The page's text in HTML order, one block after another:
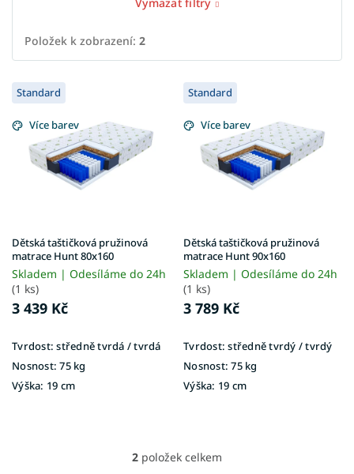
Položek k zobrazení: 2
V
ý
p
i
u
k
t
ů
Standard
Více barev
Dětská taštičková pružinová
matrace Hunt 80x160
Skladem | Odesíláme do 24h
(1 ks)
3 439 Kč
Tvrdost: středně tvrdá / tvrdá
Nosnost:75 kg
Výška: 19 cm
Standard
Více barev
Dětská taštičková pružinová
matrace Hunt 90x160
Skladem | Odesíláme do 24h
(1 ks)
3 789 Kč
Tvrdost: středně tvrdý / tvrdý
Nosnost:75 kg
Výška: 19 cm
O
2 položek celkem